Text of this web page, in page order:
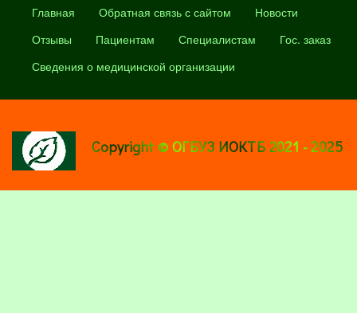
Главная Обратная связь с сайтом
Новости
Отзывы
Пациентам Специалистам
Гос. заказ
Сведения о медицинской организации
Copyright © ОГБУЗ ИОКТБ 2021 - 2025